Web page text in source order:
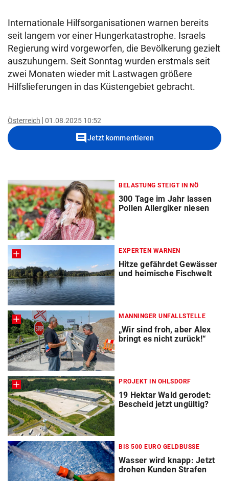
Internationale Hilfsorganisationen warnen bereits
seit langem vor einer Hungerkatastrophe. Israels
Regierung wird vorgeworfen, die Bevölkerung gezielt
auszuhungern. Seit Sonntag wurden erstmals seit
zwei Monaten wieder mit Lastwagen größere
Hilfslieferungen in das Küstengebiet gebracht.
Österreich 01.08.2025 10:52
commentJetzt kommentieren
BELASTUNG STEIGT IN NÖ
300 Tage im Jahr lassen
Pollen Allergiker niesen
EXPERTEN WARNEN
Hitze gefährdet Gewässer
und heimische Fischwelt
MANNINGER UNFALLSTELLE
„Wir sind froh, aber Alex
bringt es nicht zurück!“
PROJEKT IN OHLSDORF
19 Hektar Wald gerodet:
Bescheid jetzt ungültig?
BIS 500 EURO GELDBUSSE
Wasser wird knapp: Jetzt
drohen Kunden Strafen